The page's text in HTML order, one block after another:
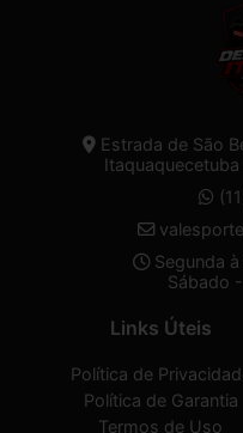
Estrada de São
Segunda à
Sábado
Links Úteis
Política de
Política de Garantia
Termos de Uso